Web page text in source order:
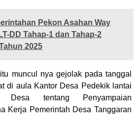
Pekon Asahan Way
DD Tahap-1 dan Tahap-2
2025
muncul nya gejolak pada tanggal
di aula Kantor Desa Pedekik lantai
Desa tentang Penyampaian
Kerja Pemerintah Desa Tanggaran